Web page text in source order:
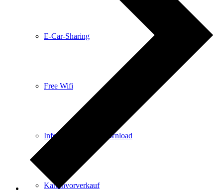
E-Car-Sharing
Free Wifi
Infomaterial zum Download
Kartenvorverkauf